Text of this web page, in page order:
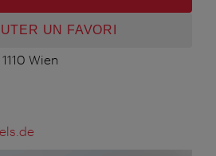
UN FAVORI
Wien